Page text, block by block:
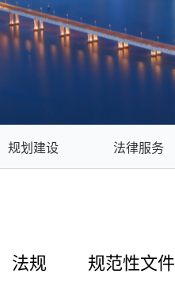
规划建设 法律服务
法规 规范性文件